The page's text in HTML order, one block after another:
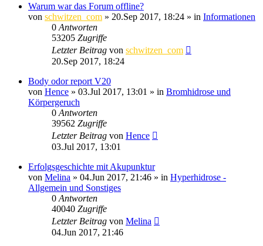
Warum war das Forum offline?
von schwitzen_com » 20.Sep 2017, 18:24 » in Informationen
0 Antworten
53205 Zugriffe
Letzter Beitrag von schwitzen_com
20.Sep 2017, 18:24
Body odor report V20
von Hence » 03.Jul 2017, 13:01 » in Bromhidrose und
Körpergeruch
0 Antworten
39562 Zugriffe
Letzter Beitrag von Hence
03.Jul 2017, 13:01
Erfolgsgeschichte mit Akupunktur
von Melina » 04.Jun 2017, 21:46 » in Hyperhidrose -
Allgemein und Sonstiges
0 Antworten
40040 Zugriffe
Letzter Beitrag von Melina
04.Jun 2017, 21:46